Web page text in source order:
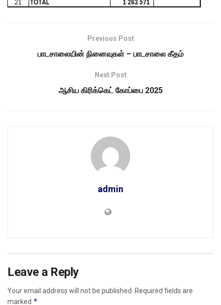
Previous Post
பாடசாலையின் நினைவுகள் – பாடசாலை கீதம்
Next Post
ஆசிய கிரிக்கெட் கோப்பை 2025
admin
Leave a Reply
Your email address will not be published. Required fields are
marked *